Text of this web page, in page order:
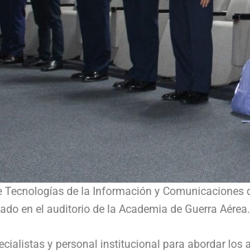
Tecnologías de la Información y
en el auditorio de la Academia de Guerra Aérea.
y personal institucional para abordar